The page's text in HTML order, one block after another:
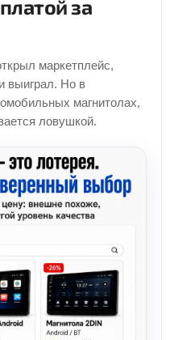
за
маркетплейс,
выиграл. Но в
магнитолах,
ловушкой.